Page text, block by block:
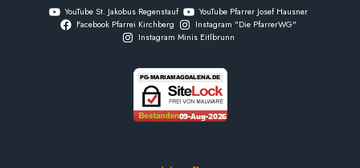
YouTube St. Jakobus Regenstauf
YouTube Pfarrer Josef Hausner
Facebook Pfarrei Kirchberg
Instagram "Die PfarrerWG"
Instagram Minis Eitlbrunn